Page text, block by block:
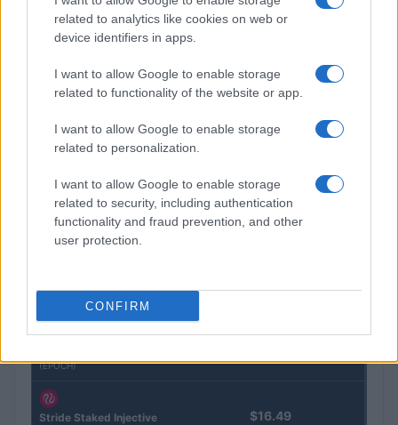
related to analytics like cookies on web or
device identifiers in apps.
I want to allow Google to enable storage
related to functionality of the website or app.
I want to allow Google to enable storage
related to personalization.
I want to allow Google to enable storage
related to security, including authentication
functionality and fraud prevention, and other
user protection.
CONFIRM
Nome
Eureka Bridged PAX
(PAXG)
$4,187.30
Kinza Babylon Staked
$83,270.00
(EPOCH)
Stride Staked Injective $16.49